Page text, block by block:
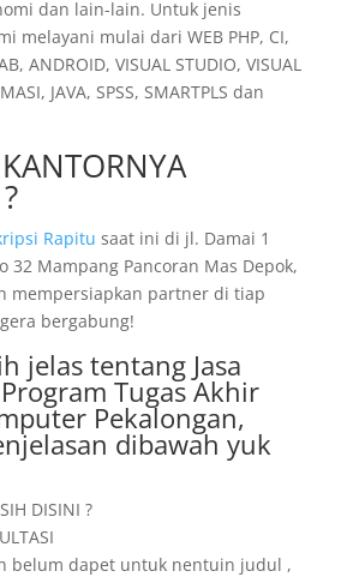
dan lain-lain. Untuk jenis
melayani mulai dari WEB PHP, CI,
ANDROID, VISUAL STUDIO, VISUAL
JAVA, SPSS, SMARTPLS dan
Rapitu saat ini di jl. Damai 1
32 Mampang Pancoran Mas Depok,
mempersiapkan partner di tiap
bergabung!
jelas tentang Jasa
Tugas Akhir
Pekalongan,
dibawah yuk
DISINI ?
belum dapet untuk nentuin judul ,